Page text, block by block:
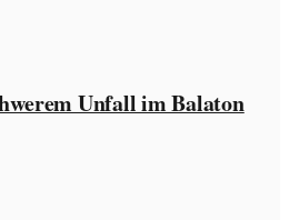
Unfall im Balaton